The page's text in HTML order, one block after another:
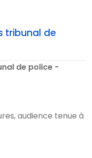
tribunal de
de police -
audience tenue à